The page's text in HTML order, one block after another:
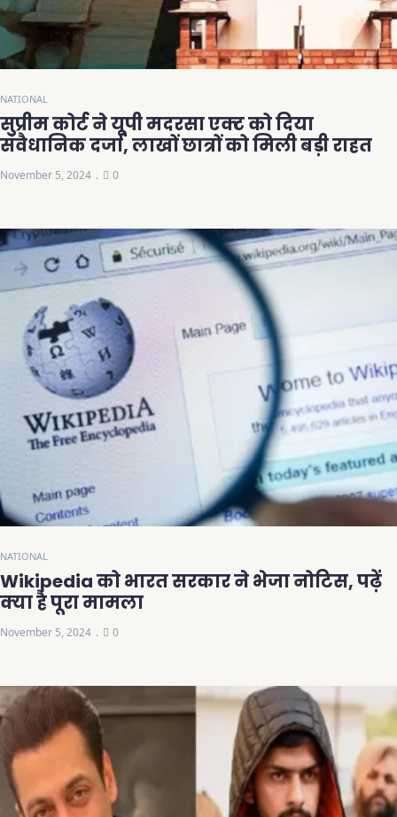
NATIONAL
सुप्रीम कोर्ट ने यूपी मदरसा एक्ट को दिया
संवैधानिक दर्जा, लाखों छात्रों को मिली बड़ी राहत
November 5, 2024 0
NATIONAL
Wikipedia को भारत सरकार ने भेजा नोटिस, पढ़ें
क्या है पूरा मामला
November 5, 2024 0